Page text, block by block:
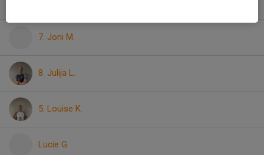
7. Joni M.
8. Julija L.
5. Louise K.
Lucie G.